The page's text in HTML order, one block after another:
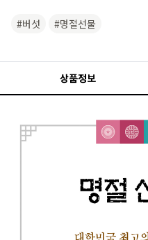
#버섯 #명절선물
상품정보